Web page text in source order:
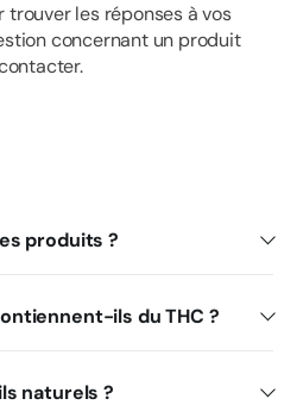
trouver les réponses à vos
concernant un produit
produits ?
ils du THC ?
naturels ?